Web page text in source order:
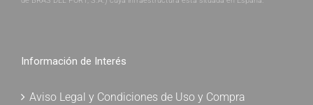
Información de Interés
Aviso Legal y Condiciones de Uso y Compra